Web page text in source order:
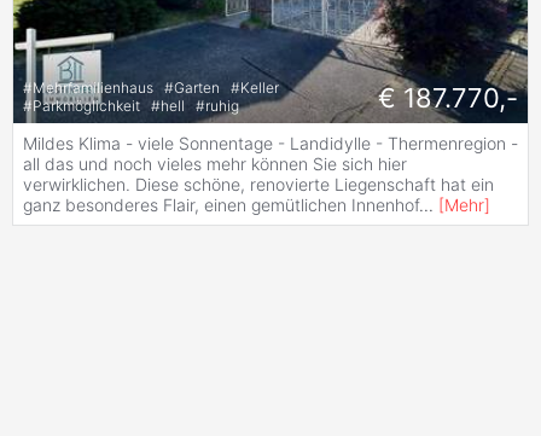
#Mehrfamilienhaus #Garten #Keller
#Parkmöglichkeit #hell #ruhig € 187.770,-
Mildes Klima - viele Sonnentage - Landidylle - Thermenregion -
all das und noch vieles mehr können Sie sich hier
verwirklichen. Diese schöne, renovierte Liegenschaft hat ein
ganz besonderes Flair, einen gemütlichen Innenhof... [Mehr]